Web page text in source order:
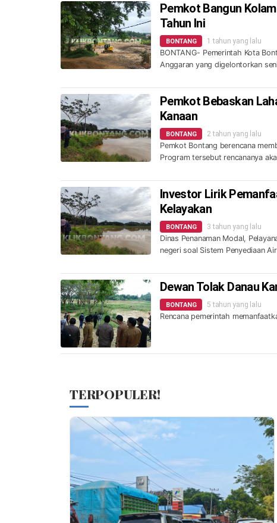
Pemkot Bangun
Tahun Ini
BONTANG 1 tahun yang lalu
BONTANG- Pemerintah Kota
Anggaran yang digelontorkan
Pemkot Bebaskan
Kanaan
BONTANG 2 tahun yang lalu
Pemkot Bontang berencana
Program tersebut rencananya
Investor Lirik
Kelayakan
BONTANG 3 tahun yang lalu
Dinas Penanaman Modal,
negeri soal Sistem Penyediaan
Dewan Tolak Danau
BONTANG 5 tahun yang lalu
Rencana pemerintah
TERPOPULER!